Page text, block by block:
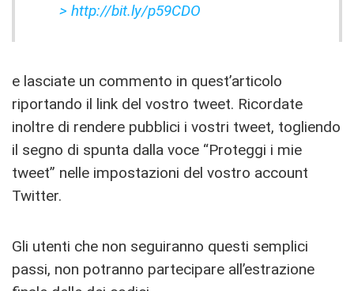
> http://bit.ly/p59CDO
e lasciate un commento in quest’articolo
riportando il link del vostro tweet. Ricordate
inoltre di rendere pubblici i vostri tweet, togliendo
il segno di spunta dalla voce “Proteggi i mie
tweet” nelle impostazioni del vostro account
Twitter.
Gli utenti che non seguiranno questi semplici
passi, non potranno partecipare all’estrazione